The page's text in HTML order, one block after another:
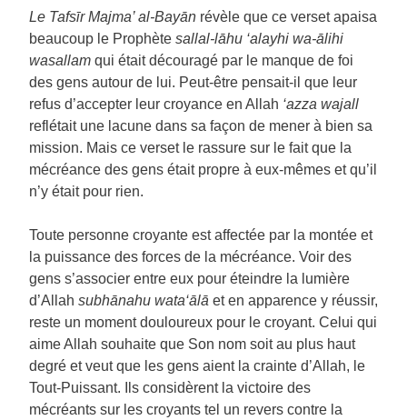
Le Tafsīr Majma’ al-Bayān révèle que ce verset apaisa
beaucoup le Prophète sallal-lāhu ‘alayhi wa-ālihi
wasallam qui était découragé par le manque de foi
des gens autour de lui. Peut-être pensait-il que leur
refus d’accepter leur croyance en Allah ‘azza wajall
reflétait une lacune dans sa façon de mener à bien sa
mission. Mais ce verset le rassure sur le fait que la
mécréance des gens était propre à eux-mêmes et qu’il
n’y était pour rien.
Toute personne croyante est affectée par la montée et
la puissance des forces de la mécréance. Voir des
gens s’associer entre eux pour éteindre la lumière
d’Allah subhānahu wata‘ālā et en apparence y réussir,
reste un moment douloureux pour le croyant. Celui qui
aime Allah souhaite que Son nom soit au plus haut
degré et veut que les gens aient la crainte d’Allah, le
Tout-Puissant. Ils considèrent la victoire des
mécréants sur les croyants tel un revers contre la